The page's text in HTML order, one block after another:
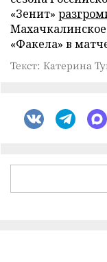
«Зенит»
«Факела» в
Текст: Катерина